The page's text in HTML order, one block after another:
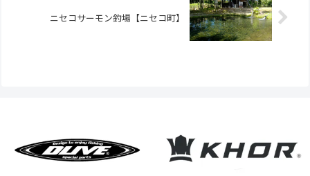
ニセコサーモン釣場【ニセコ町】